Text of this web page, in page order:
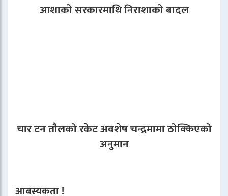
आशाको सरकारमाथि निराशाको बादल
चार टन तौलको रकेट अवशेष चन्द्रमामा ठोक्किएको
अनुमान
आबस्यकता !